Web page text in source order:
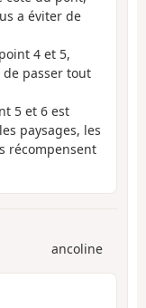
a éviter de
4 et 5,
passer tout
5 et 6 est
paysages, les
récompensent
ancoline